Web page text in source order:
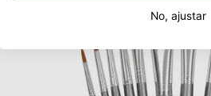
No, ajustar